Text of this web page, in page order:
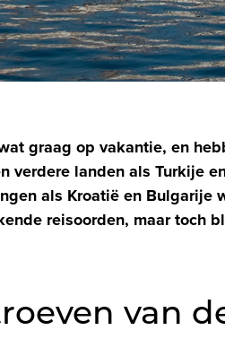
graag op vakantie, en
verdere landen als Turkije
als Kroatië en
reisoorden, maar toch
van